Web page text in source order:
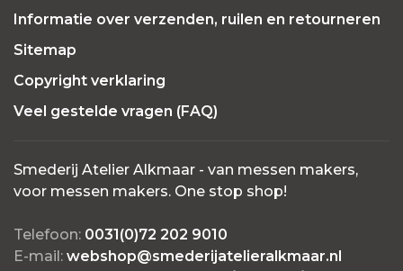
Informatie over verzenden, ruilen en retourneren
Sitemap
Copyright verklaring
Veel gestelde vragen (FAQ)
Smederij Atelier Alkmaar - van messen makers,
voor messen makers. One stop shop!
Telefoon: 0031(0)72 202 9010
E-mail: webshop@smederijatelieralkmaar.nl